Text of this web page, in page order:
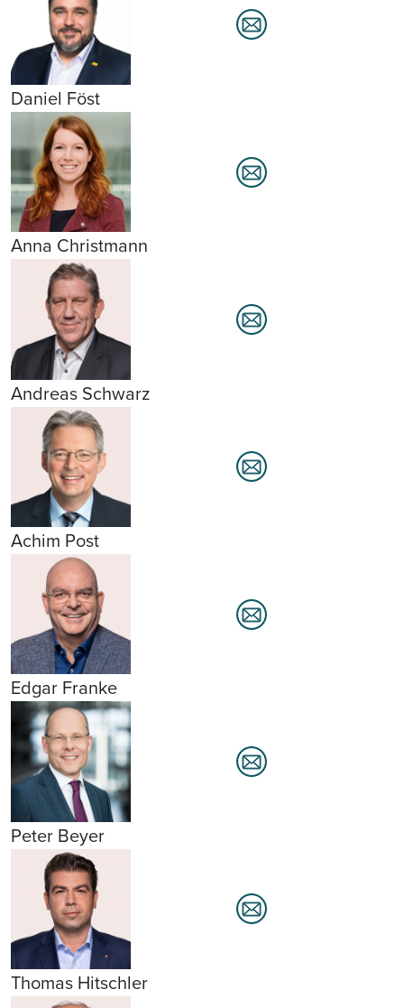
Daniel Föst
Anna Christmann
Andreas Schwarz
Achim Post
Edgar Franke
Peter Beyer
Thomas Hitschler